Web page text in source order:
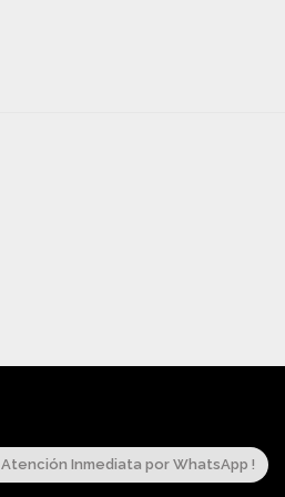
Atención Inmediata por WhatsApp !